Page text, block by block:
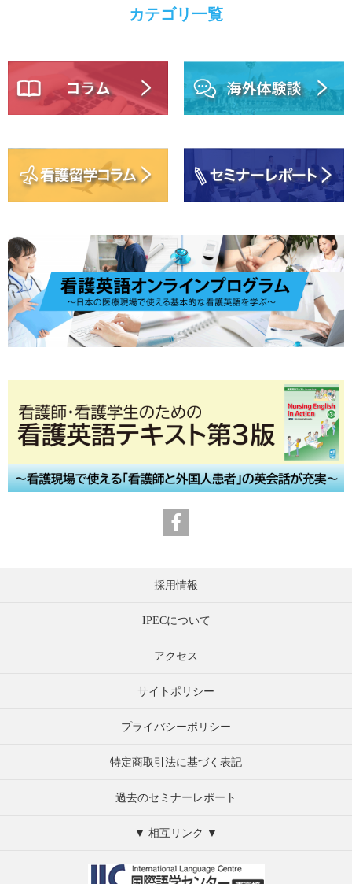
カテゴリ一覧
採用情報
IPECについて
アクセス
サイトポリシー
プライバシーポリシー
特定商取引法に基づく表記
過去のセミナーレポート
▼ 相互リンク ▼